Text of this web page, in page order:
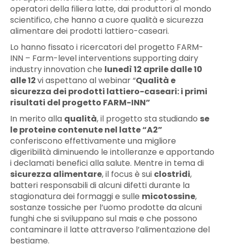
operatori della filiera latte, dai produttori al mondo
scientifico, che hanno a cuore qualità e sicurezza
alimentare dei prodotti lattiero-caseari.
Lo hanno fissato i ricercatori del progetto FARM-
INN – Farm-level interventions supporting dairy
industry innovation che lunedì 12 aprile dalle 10
alle 12vi aspettano al webinar “Qualità e
sicurezza dei prodotti lattiero-caseari: i primi
risultati del progetto FARM-INN”
In merito alla qualità, il progetto sta studiando se
le proteine contenute nel latte “A2”
conferiscono effettivamente una migliore
digeribilità diminuendo le intolleranze e apportando
i declamati benefici alla salute. Mentre in tema di
sicurezza alimentare, il focus è sui clostridi,
batteri responsabili di alcuni difetti durante la
stagionatura dei formaggi e sulle micotossine,
sostanze tossiche per l’uomo prodotte da alcuni
funghi che si sviluppano sul mais e che possono
contaminare il latte attraverso l’alimentazione del
bestiame.